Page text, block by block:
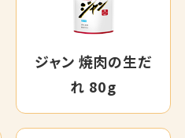
ジャン 焼肉の生だ
れ 80g